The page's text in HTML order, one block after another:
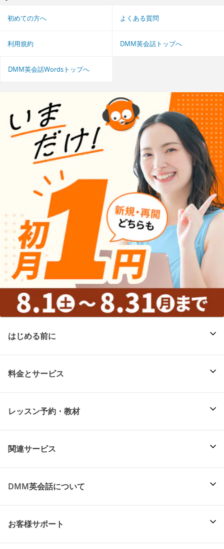
初めての方へ よくある質問
利用規約 DMM英会話トップへ
DMM英会話Wordsトップへ
はじめる前に
料金とサービス
レッスン予約・教材
関連サービス
DMM英会話について
お客様サポート